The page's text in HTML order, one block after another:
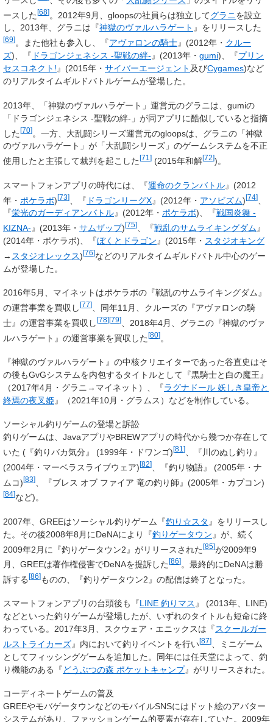
ースした[68]。2012年9月、gloopsの社員らは独立してグラニを設立
し、2013年、グラニは『神獄のヴァルハラゲート 』をリリースした
[69] 。また他社も参入し、『アヴァロンの騎士』(2012年・ クルー
ズ)、『 ドラゴンジェネシス -聖戦の絆- 』(2013年・ gumi)、『プリン
セスコネクト! 』(2015年・ サイバーエージェント 及びCygames)など
のリアルタイムギルドバトルゲームが登場した。
2013年、「神獄のヴァルハラゲート」運営元のグラニは、gumiの
「ドラゴンジェネシス -聖戦の絆-」が同アプリに酷似していると指摘
した[70]。一方、大乱闘シリーズ運営元のgloopsは、グラニの「神獄
のヴァルハラゲート」が「大乱闘シリーズ」のゲームシステムを不正
使用したと主張して裁判を起こした [71 ] (2015年和解[72])。
スマートフォンアプリの時代には、『運命のクランバトル』(2012
年・ ポケラボ)[73] 、『 ドラゴンリーグX』(2012年・ アソビズム)[74]
『栄光のガーディアンバトル』(2012年・ ポケラボ)、『戦国炎舞 -
KIZNA- 』(2013年・ サムザップ)[75] 、『戦乱のサムライキングダム 』
(2014年・ポケラボ)、『ぼくとドラゴン 』(2015年・ スタジオキング
→ スタジオレックス)[76]などのリアルタイムギルドバトル中心のゲー
ムが登場した。
2016年5月、マイネットはポケラボの『戦乱のサムライキングダム』
の運営事業を買収し [77]
、同年11月、クルーズの『アヴァロンの騎
士』の運営事業を買収し[78][79]
、2018年4月、グラニの『神獄のヴァ
ルハラゲート』の運営事業を買収した[80]
『神獄のヴァルハラゲート』の中核クリエイターであった谷直史はそ
の後もGvGシステムを内包するタイトルとして『黒騎士と白の魔王』
（2017年4月・グラニ→マイネット）、『ラグナドール 妖しき皇帝と
終焉の夜叉姫』（2021年10月・グラムス）などを制作している。
ソーシャル釣りゲームの登場と訴訟
釣りゲームは、JavaアプリやBREWアプリの時代から幾つか存在して
いた (『釣りバカ気分』 (1999年・ドワンゴ)[81 ]
、『川のぬし釣り』
(2004年・マーベラスライブウェア)[82]
、『釣り物語』 (2005年・ナ
ムコ)[83] 、『ブレス オブ ファイア 竜の釣り師』(2005年・カプコン)
[84]など)。
2007年、GREEはソーシャル釣りゲーム『釣り☆スタ 』をリリースし
た。その後2008年8月にDeNAにより『釣りゲータウン 』が、続く
2009年2月に『釣りゲータウン2』がリリースされた[85]が2009年9
月、GREEは著作権侵害でDeNAを提訴した [86] 。最終的にDeNAは勝
訴する[86]ものの、『釣りゲータウン2』の配信は終了となった。
スマートフォンアプリの台頭後も『LINE 釣りマス 』 (2013年、LINE)
などといった釣りゲームが登場したが、いずれのタイトルも短命に終
わっている。2017年3月、スクウェア・エニックスは『スクールガー
ルストライカーズ』内において釣りイベントを行い[87]
、ミニゲーム
としてフィッシングゲームを追加した。同年には任天堂によって、釣
り機能のある『どうぶつの森 ポケットキャンプ』がリリースされた。
コーディネートゲームの普及
GREEやモバゲータウンなどのモバイルSNSにはドット絵のアバター
システムがあり、ファッションゲーム的要素が存在していた。2009年